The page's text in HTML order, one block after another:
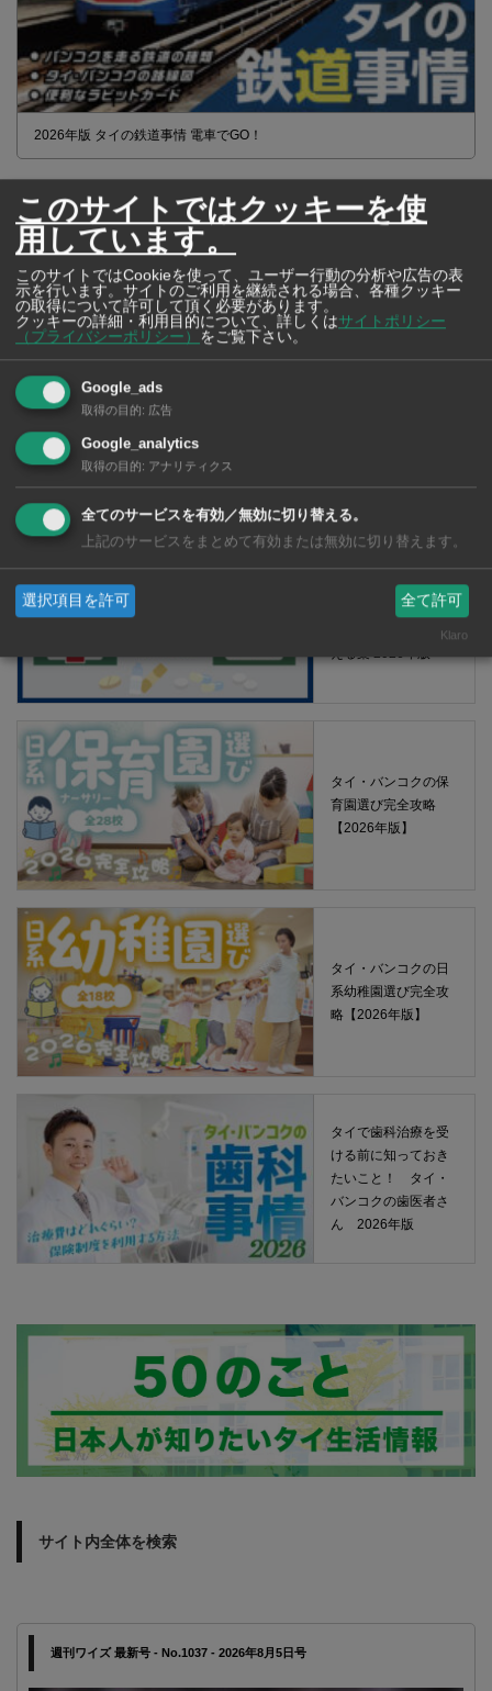
2026年版 タイの鉄道事情 電車でGO！
【タイ・バンコク】 マルシェトンロー内の「TOPS」で買える薬
2026年版
【タイ・バンコ
ク】 コンビニ（セ
ブンイレブン）で買
タイ・バンコクの保
育園選び完全攻略
【2026年版】
タイ・バンコクの日
系幼稚園選び完全攻
略【2026年版】
タイで歯科治療を受
ける前に知っておき
たいこと！ タイ・
バンコクの歯医者さ
ん 2026年版
サイト内全体を検索
週刊ワイズ 最新号 - No.1037 - 2026年8月5日号
このサイトではクッキーを使
用しています。
このサイトではCookieを使って、ユーザー行動の分析や広告の表
示を行います。サイトのご利用を継続される場合、各種クッキー
の取得について許可して頂く必要があります。
クッキーの詳細・利用目的について、詳しくはサイトポリシー
（プライバシーポリシー）
をご覧下さい。
Google_ads
取得の目的: 広告
Google_analytics
取得の目的: アナリティクス
全てのサービスを有効／無効に切り替える。
上記のサービスをまとめて有効または無効に切り替えます。
選択項目を許可 全て許可
Klaro